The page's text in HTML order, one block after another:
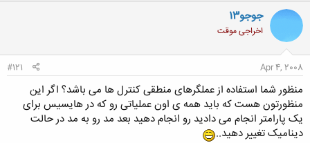
و
ن
ن
د
ه
م
و
ض
و
ر
جوجو13
اخراجی موقت
Apr 4, 2008
#121
منظور شما استفاده از عملگرهای منطقی کنترل ها می باشد؟ اگر این
منظورتون هست که باید همه ی اون عملیاتی رو که در هایسیس برای
یک پارامتر انجام می دادید رو انجام دهید بعد مد رو به مد در حالت
دینامیک تغییر دهید..